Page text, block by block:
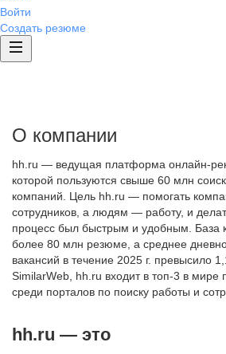
Войти
Создать резюме
О компании
hh.ru — ведущая платформа онлайн-
которой пользуются свыше 60 млн
компаний. Цель hh.ru — помогать
сотрудников, а людям — работу, и
процесс был быстрым и удобным. База
более 80 млн резюме, а среднее
вакансий в течение 2025 г. превысило
SimilarWeb, hh.ru входит в топ-3 в мире
среди порталов по поиску работы и
hh.ru — это